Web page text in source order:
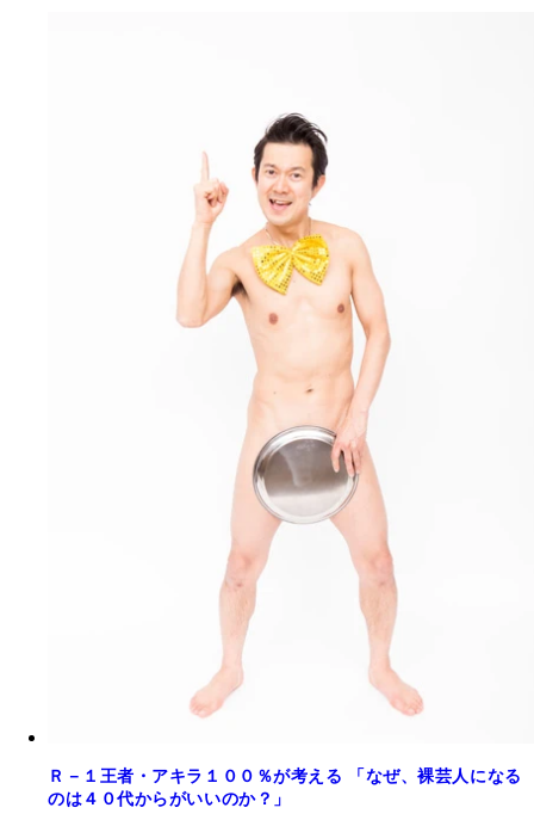
Ｒ－１王者・アキラ１００％が考える 「なぜ、裸芸人になる
のは４０代からがいいのか？」